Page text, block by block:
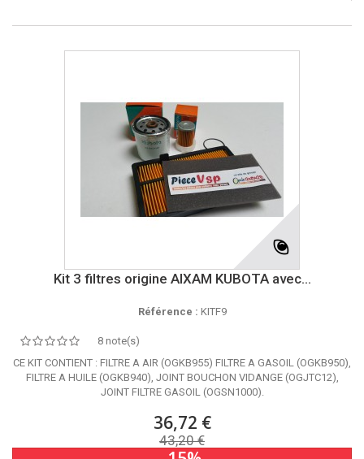
Kit 3 filtres origine AIXAM KUBOTA avec...
Référence : KITF9
8 note(s)
CE KIT CONTIENT : FILTRE A AIR (OGKB955) FILTRE A GASOIL (OGKB950),
FILTRE A HUILE (OGKB940), JOINT BOUCHON VIDANGE (OGJTC12),
JOINT FILTRE GASOIL (OGSN1000).
36,72 €
43,20 €